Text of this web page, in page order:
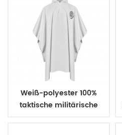
Weiß-polyester 100%
taktische militärische